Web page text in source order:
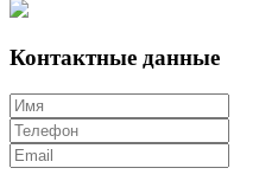
Контактные данные